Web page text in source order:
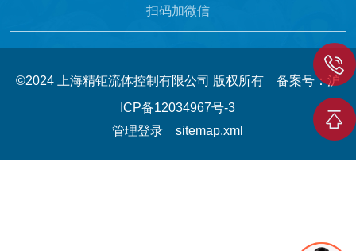
扫码加微信
©2024 上海精钜流体控制有限公司 版权所有 备案号：沪
ICP备12034967号-3
管理登录
sitemap.xml